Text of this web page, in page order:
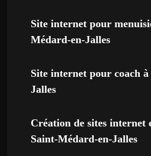
Site internet pour
Médard-en-Jalles
Site internet pour coach
Jalles
Création de sites internet
Saint-Médard-en-Jalles